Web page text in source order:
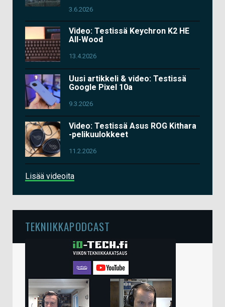
3.6.2026
Video: Testissä Keychron K2 HE
All-Wood
13.4.2026
Uusi artikkeli & video: Testissä
Google Pixel 10a
9.3.2026
Video: Testissä Asus ROG Kithara
-pelikuulokkeet
11.2.2026
Lisää videoita
TEKNIIKKAPODCAST